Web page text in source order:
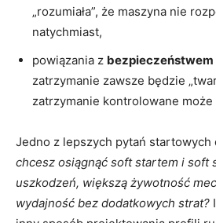
„rozumiała”, że maszyna nie
natychmiast,
powiązania z bezpieczeństwem
zatrzymanie zawsze będzie
zatrzymanie kontrolowane
Jedno z lepszych pytań startowych
chcesz osiągnąć soft startem i soft
uszkodzeń, większą żywotność
wydajność bez dodatkowych strat?